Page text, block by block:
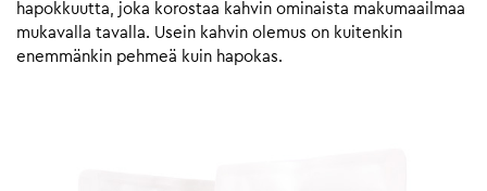
hapokkuutta, joka korostaa kahvin ominaista makumaailmaa
mukavalla tavalla. Usein kahvin olemus on kuitenkin
enemmänkin pehmeä kuin hapokas.